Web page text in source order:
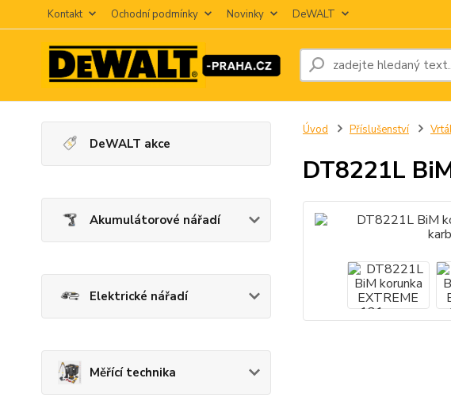
Kontakt Ochodní podmínky Novinky DeWALT
DeWALT akce
Akumulátorové nářadí
Elektrické nářadí
Měřící technika
Úvod Příslušenství
DT8221L